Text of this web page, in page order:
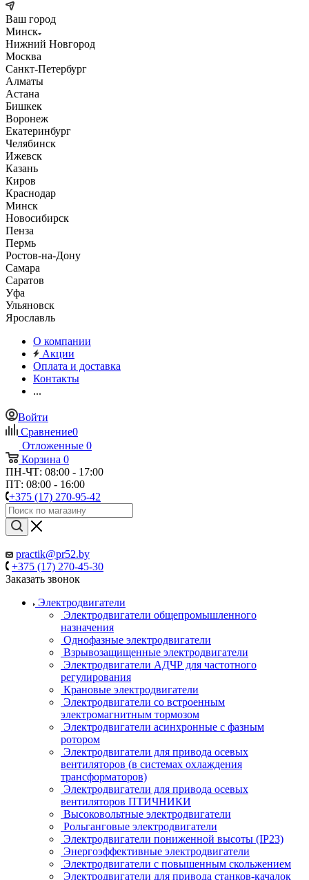
Ваш город
Минск
Нижний Новгород
Москва
Санкт-Петербург
Алматы
Астана
Бишкек
Воронеж
Екатеринбург
Челябинск
Ижевск
Казань
Киров
Краснодар
Минск
Новосибирск
Пенза
Пермь
Ростов-на-Дону
Самара
Саратов
Уфа
Ульяновск
Ярославль
О компании
Акции
Оплата и доставка
Контакты
...
Войти
Сравнение0
Отложенные 0
Корзина 0
ПН-ЧТ: 08:00 - 17:00
ПТ: 08:00 - 16:00
+375 (17) 270-95-42
practik@pr52.by
+375 (17) 270-45-30
Заказать звонок
Электродвигатели
Электродвигатели общепромышленного
назначения
Однофазные электродвигатели
Взрывозащищенные электродвигатели
Электродвигатели АДЧР для частотного
регулирования
Крановые электродвигатели
Электродвигатели со встроенным
электромагнитным тормозом
Электродвигатели асинхронные с фазным
ротором
Электродвигатели для привода осевых
вентиляторов (в системах охлаждения
трансформаторов)
Электродвигатели для привода осевых
вентиляторов ПТИЧНИКИ
Высоковольтные электродвигатели
Рольганговые электродвигатели
Электродвигатели пониженной высоты (IP23)
Энергоэффективные электродвигатели
Электродвигатели с повышенным скольжением
Электродвигатели для привода станков-качалок